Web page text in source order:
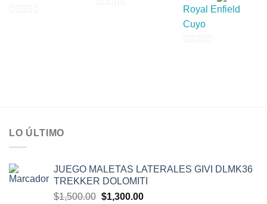
Royal Enfield
Cuyo
LO ÚLTIMO
JUEGO MALETAS LATERALES GIVI DLMK36
TREKKER DOLOMITI
$1,500.00 El
$1,300.00El